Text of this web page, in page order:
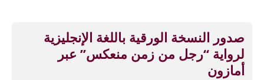
صدور النسخة الورقية باللغة الإنجليزية
لرواية “رجل من زمن منعكس” عبر
أمازون